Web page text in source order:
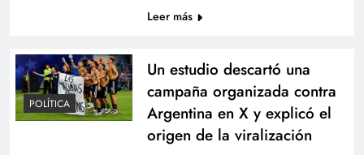
Leer más
POLÍTICA
Un estudio descartó una
campaña organizada contra
Argentina en X y explicó el
origen de la viralización